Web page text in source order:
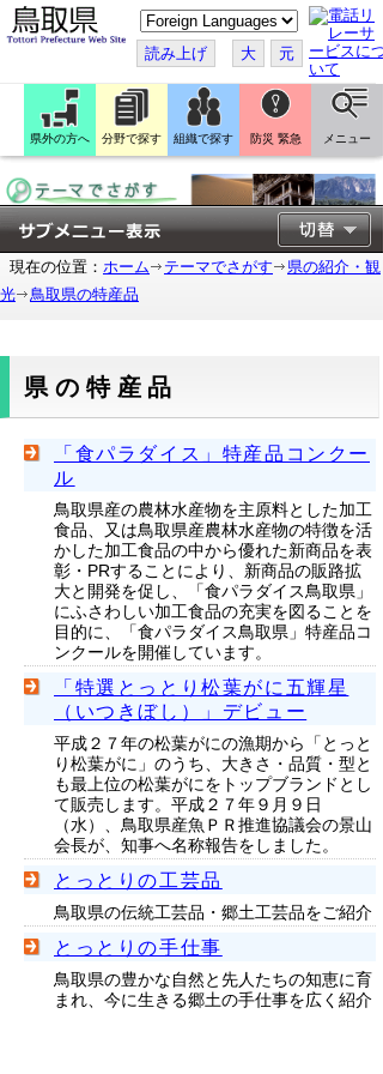
こ
の
ペ
ー
ジ
翻
訳
す
読み上げ 大 元
県外の方へ 分野で探す 組織で探す 防災 緊急 メニュー
現在の位置： ホーム テーマでさがす
県の紹介・観
光
鳥取県の特産品
県の特産品
「食パラダイス」特産品コンクー
ル
鳥取県産の農林水産物を主原料とした加工
食品、又は鳥取県産農林水産物の特徴を活
かした加工食品の中から優れた新商品を表
彰・PRすることにより、新商品の販路拡
大と開発を促し、「食パラダイス鳥取県」
にふさわしい加工食品の充実を図ることを
目的に、「食パラダイス鳥取県」特産品コ
ンクールを開催しています。
「特選とっとり松葉がに五輝星
（いつきぼし）」デビュー
平成２７年の松葉がにの漁期から「とっと
り松葉がに」のうち、大きさ・品質・型と
も最上位の松葉がにをトップブランドとし
て販売します。平成２７年９月９日
（水）、鳥取県産魚ＰＲ推進協議会の景山
会長が、知事へ名称報告をしました。
とっとりの工芸品
鳥取県の伝統工芸品・郷土工芸品をご紹介
とっとりの手仕事
鳥取県の豊かな自然と先人たちの知恵に育
まれ、今に生きる郷土の手仕事を広く紹介